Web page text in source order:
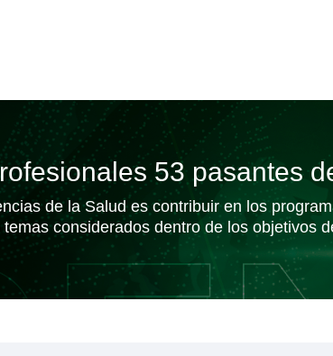
53 pasantes
de la Salud es contribuir en los
considerados dentro de los objetivos